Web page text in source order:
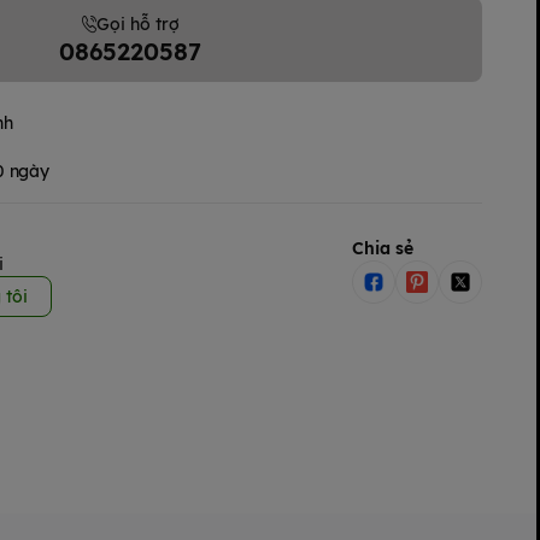
Gọi hỗ trợ
0865220587
ngày
tôi
Chia sẻ